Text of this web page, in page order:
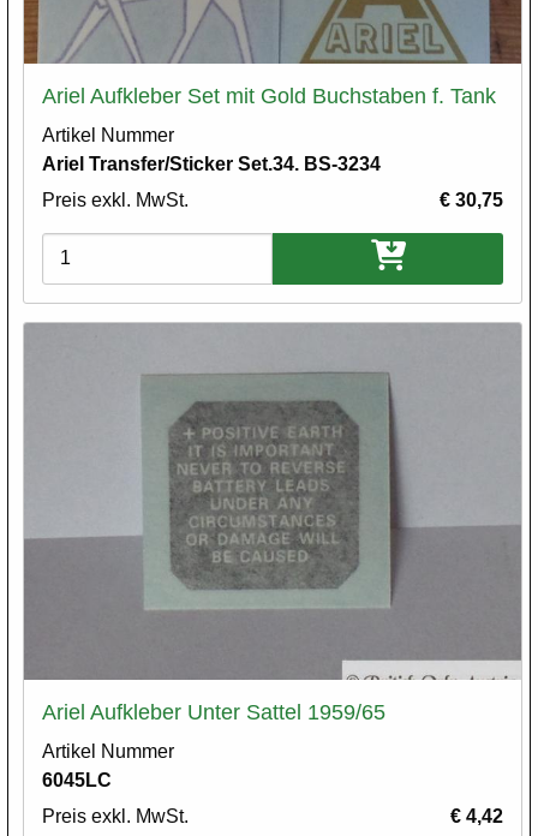
Ariel Aufkleber Set mit Gold Buchstaben f. Tank
Artikel Nummer
Ariel Transfer/Sticker Set.34. BS-3234
Preis exkl. MwSt.
€ 30,75
Varianten
Ariel Aufkleber Unter Sattel 1959/65
Artikel Nummer
6045LC
Preis exkl. MwSt.
€ 4,42